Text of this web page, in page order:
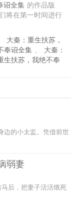
诏全集 的作品版
将在第一时间进行
大秦：重生扶苏，
奉诏全集 、
大秦：
生扶苏，我绝不奉
边的小太监。凭借前世
弱妻
马后，把妻子活活饿死